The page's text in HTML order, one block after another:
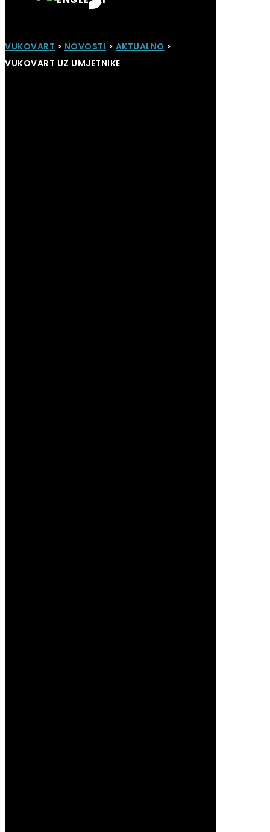
VUKOVART > NOVOSTI > AKTUALNO >
VUKOVART UZ UMJETNIKE